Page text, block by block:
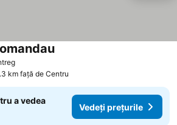
Vedeți prețurile
km faţă de Centru
a vedea
Vedeți prețurile